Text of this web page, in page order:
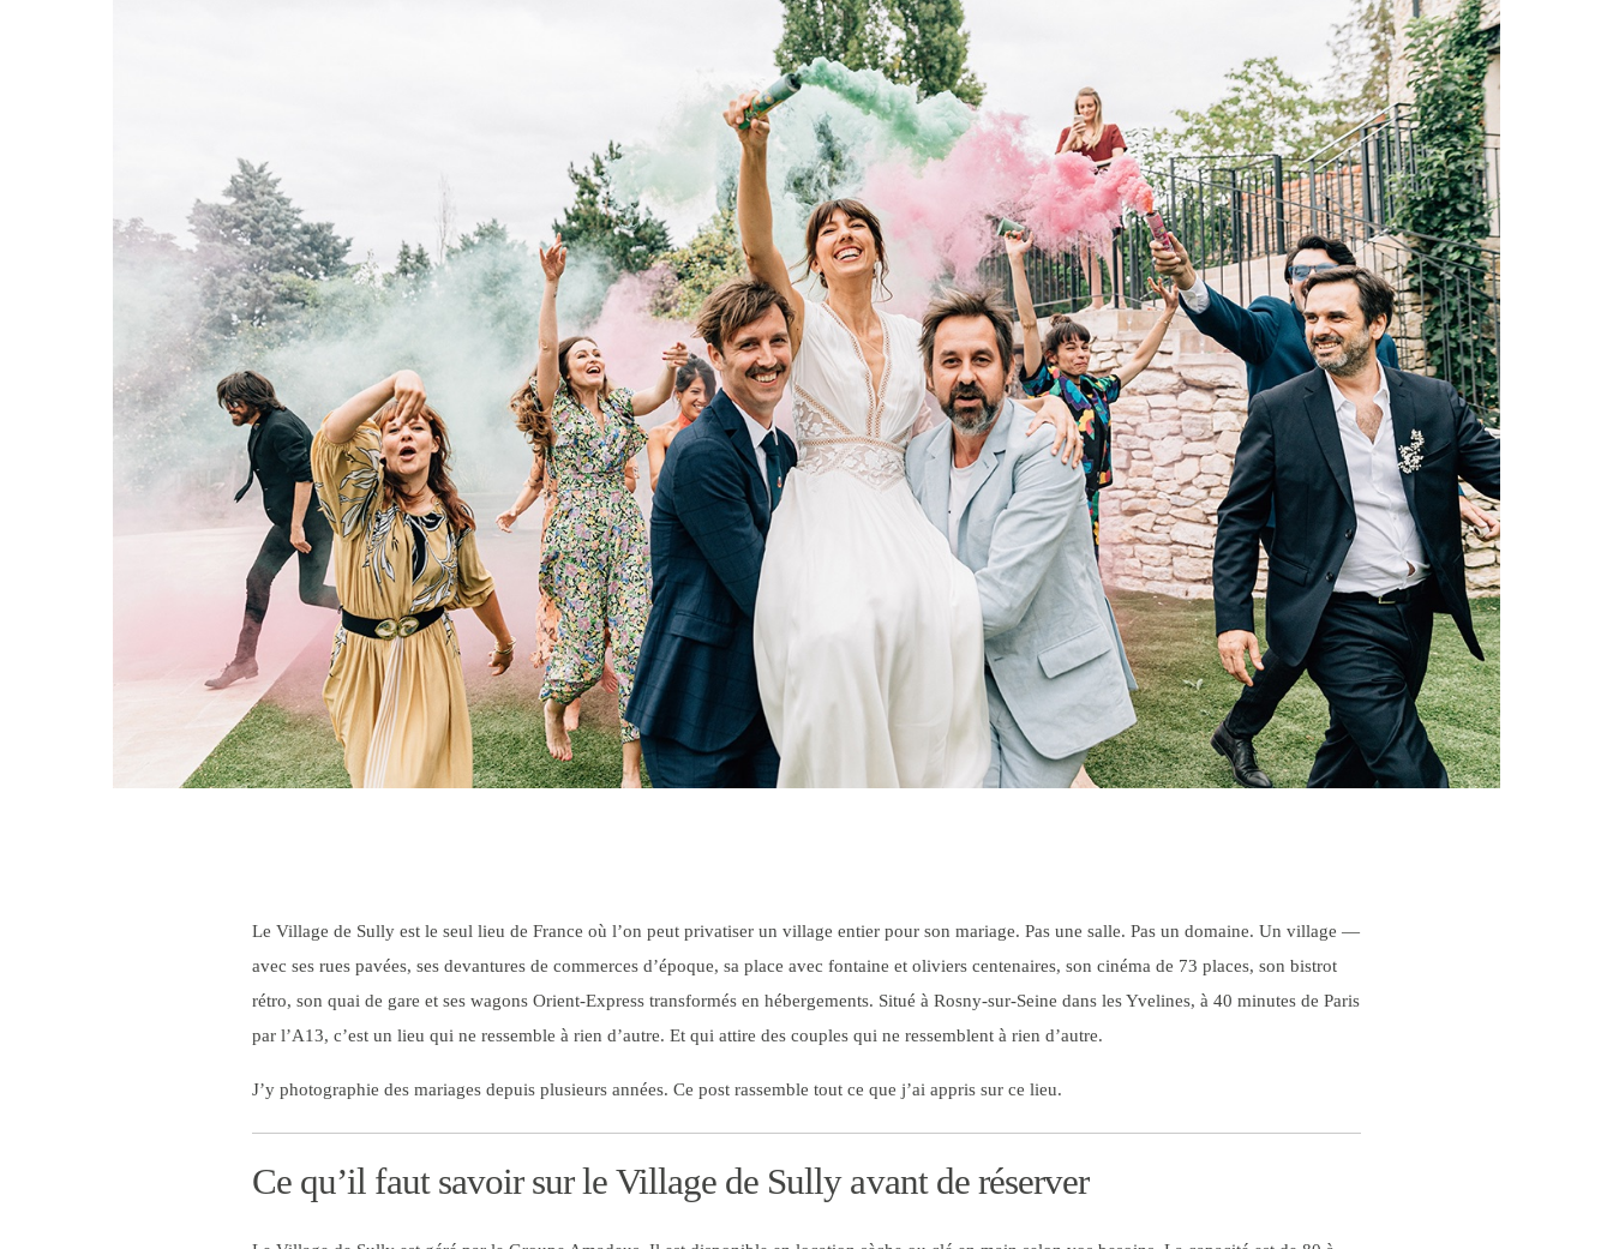
Le Village de Sully est le seul lieu de France où l’on peut privatiser un village entier pour son mariage. Pas une salle. Pas un domaine. Un village —
avec ses rues pavées, ses devantures de commerces d’époque, sa place avec fontaine et oliviers centenaires, son cinéma de 73 places, son bistrot
rétro, son quai de gare et ses wagons Orient-Express transformés en hébergements. Situé à Rosny-sur-Seine dans les Yvelines, à 40 minutes de Paris
par l’A13, c’est un lieu qui ne ressemble à rien d’autre. Et qui attire des couples qui ne ressemblent à rien d’autre.
J’y photographie des mariages depuis plusieurs années. Ce post rassemble tout ce que j’ai appris sur ce lieu.
Ce qu’il faut savoir sur le Village de Sully avant de réserver